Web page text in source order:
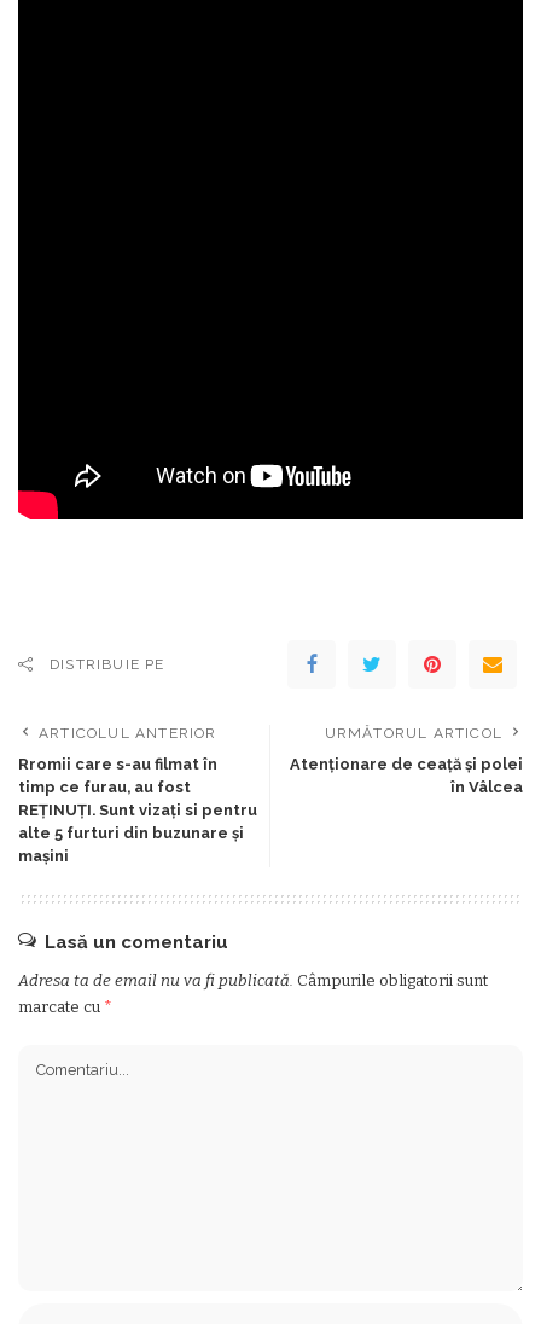
DISTRIBUIE PE
ARTICOLUL ANTERIOR
Rromii care s-au filmat în
timp ce furau, au fost
REȚINUȚI. Sunt vizați si pentru
alte 5 furturi din buzunare și
mașini
URMĂTORUL ARTICOL
Atenționare de ceaţă și polei
în Vâlcea
Lasă un comentariu
Adresa ta de email nu va fi publicată. Câmpurile obligatorii sunt
marcate cu *